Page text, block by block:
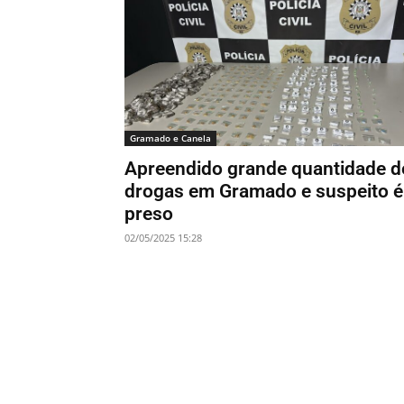
Gramado e Canela
Apreendido grande quantidade
drogas em Gramado e suspeito é
preso
02/05/2025 15:28